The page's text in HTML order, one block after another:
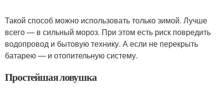
Такой способ можно использовать только зимой. Лучше
всего — в сильный мороз. При этом есть риск повредить
водопровод и бытовую технику. А если не перекрыть
батарею — и отопительную систему.
Простейшая ловушка